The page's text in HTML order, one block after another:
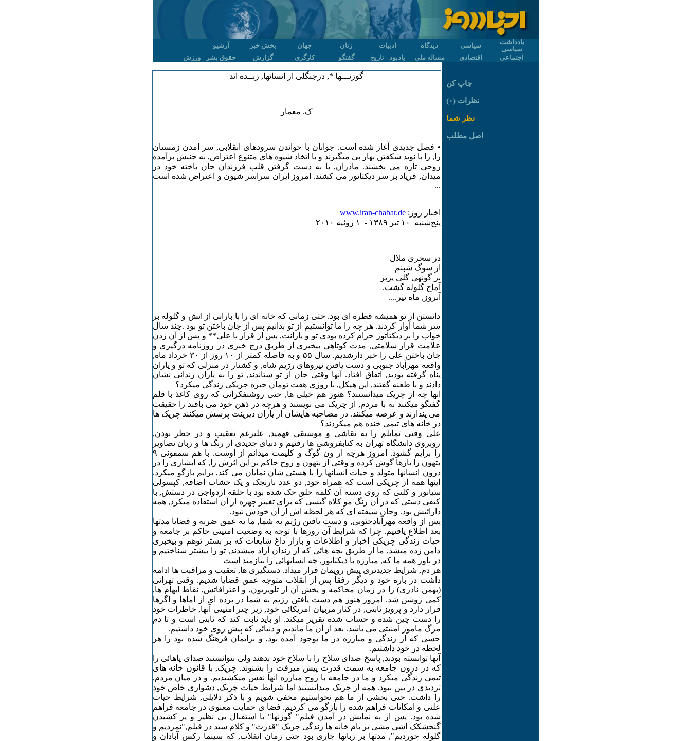
یادداشت
سیاسی
سیاسی دیدگاه ادبیات زنان جهان بخش خبر
آرشیو
اجتماعی
اقتصادی مساله ملی یادبود - تاریخ گفتگو کارگری گزارش حقوق بشر ورزش
گوزنـــها *, درجنگلی از انسانها, زنــده اند
ک. معمار
• فصل جدیدی آغاز شده است. جوانان با خواندن سرودهای انقلابی, سر امدن زمستان
را, را با نوید شکفتن بهار پی میگیرند و با اتخاذ شیوه های متنوع اعتراض, به جنبش برآمده
روحی تازه می بخشند. مادران, با به دست گرفتن قلب فرزندان جان باخته خود در
میدان, فریاد بر سر دیکتاتور می کشند. امروز ایران سراسر شیون و اعتراض شده است
...
اخبار روز:www.iran-chabar.de
پنج‌شنبه ۱۰ تير ۱٣٨۹ - ۱ ژوئيه ۲۰۱۰
در سحری ملال
از سوگ شبنم
بر گونه‍ی گلی پرپر
آماج گلوله گشت.
آنروز, ماه تیر....
دانستن از تو همیشه قطره ای بود. حتی زمانی که خانه ای را با بارانی از اتش و گلوله بر
سر شما آوار کردند. هر چه را ما توانستیم از تو بدانیم پس از جان باختن تو بود .چند سال
خواب را بر دیکتاتور حرام کرده بودی تو و یارانت, پس از قرار با علی** و پس از آن زدن
علامت قرار سلامتی, مدت کوتاهی بیخبری از طریق درج خبری در روزنامه درگیری و
جان باختن علی را خبر دارشدیم. سال ۵۵ و به فاصله کمتر از ۱۰ روز از ٣۰ خرداد ماه,
واقعه مهرآباد جنوبی و دست یافتن نیروهای رژیم شاه, و کشتار در منزلی که تو و یاران
پناه گرفته بودید, اتفاق افتاد. آنها وقتی جان از تو ستاندند, تو را به یاران زندانی نشان
دادند و با طعنه گفتند, این هیکل, با روزی هفت تومان جیره چریکی زندگی میکرد؟
انها چه از چریک میدانستند؟ هنوز هم خیلی ها, حتی روشنفکرانی که روی کاغذ با قلم
گفتگو میکنند نه با مردم, از چریک می نویسند و هرچه در ذهن خود می بافند را حقیقت
می پندارند و عرضه میکنند. در مصاحبه هایشان از یاران دیرینت پرسش میکنند چریک ها
در خانه های تیمی خنده هم میکردند؟
علی وقتی تمایلم را به نقاشی و موسیقی فهمید, علیرغم تعقیب و در خطر بودن,
روبروی دانشگاه تهران به کتابفروشی ها رفتیم و دنیای جدیدی از رنگ ها و زبان تصاویر
را برایم گشود. امروز هرچه ار ون گوگ و کلیمت میدانم از اوست. با هم سمفونی ۹
بتهون را بارها گوش کرده و وقتی از بتهون و روح حاکم بر این اثرش را, که ابشاری را در
درون انسانها متولد و حیات انسانها را با هستی شان نمایان می کند, برایم بازگو میکرد.
اینها همه از چریکی است که همراه خود, دو عدد نارنجک و یک خشاب اضافه, کپسولی
سیانور و کلتی که روی دسته آن کلمه خلق حک شده بود با حلقه ازدواجی در دستش, با
کیفی دستی که در آن رنگ مو کلاه گیسی که برای تغییر چهره از آن استفاده میکرد, همه
دارائیش بود. وجان شیفته ای که هر لحظه اش از آن خودش نبود.
پس از واقعه مهرآبادجنوبی, و دست یافتن رژیم به شما, ما به عمق ضربه و قضایا مدتها
بعد اطلاع یافتیم. چرا که شرایط آن روزها با توجه به وضعیت امنیتی حاکم بر جامعه و
حیات زندگی چریکی اخبار و اطلاعات و بازار داغ شایعات که بر بستر توهم و بیخبری
دامن زده میشد, ما از طریق بچه هائی که از زندان آزاد میشدند, تو را بیشتر شناختیم و
در باور همه ما که, مبارزه با دیکتاتور, چه انسانهائی را نیازمند است
هر دم, شرایط جدیدتری پیش رویمان قرار میداد. دستگیری ها, تعقیب و مراقبت ها ادامه
داشت در باره خود و دیگر رفقا پس از انقلاب متوجه عمق قضایا شدیم. وقتی تهرانی
(بهمن نادری) را در زمان محاکمه و پخش آن از تلویزیون, و اعترافاتش, نقاط ابهام ها,
کمی روشن شد. امروز هنوز هم دست یافتن رژیم به شما در پرده ای از اماها و اگرها
قرار دارد و پرویز ثابتی, در کنار مربیان امریکائی خود, زیر چتر امنیتی آنها, خاطرات خود
را دست چین شده و حساب شده تقریر میکند. او باید ثابت کند که ثابتی است و تا دم
مرگ مامور امنیتی می باشد. بعد از آن ما ماندیم و دنیائی که پیش روی خود داشتیم.
حسی که از زندگی و مبارزه در ما بوجود آمده بود, و برایمان فرهنگ شده بود را هر
لحظه در خود داشتیم.
آنها توانسته بودند, پاسخ صدای سلاح را با سلاح خود بدهند ولی نتوانستند صدای پاهائی را
که در درون جامعه به سمت قدرت پیش میرفت را بشنوند. چریک, با قانون خانه های
تیمی زندگی میکرد و ما در جامعه با روح مبارزه انها نفس میکشیدیم. و در میان مردم,
تردیدی در بین نبود. همه از چریک میدانستند اما شرایط حیات چریک, دشواری خاص خود
را داشت. حتی بخشی از ما هم نخواستیم مخفی شویم و با ذکر دلایلی, شرایط حیات
علنی و امکانات فراهم شده را بازگو می کردیم. فضا ی حمایت معنوی در جامعه فراهم
شده بود. پس از به نمایش در آمدن فیلم" گوزنها" با استقبال بی نظیر و پر کشیدن
گنجشکک اشی مشی بر بام خانه ها زندگی چریک "قدرت" و کلام سید در فیلم,"نمردیم و
گلوله خوردیم", مدتها بر زبانها جاری بود حتی زمان انقلاب, که سینما رکس آبادان و
چاپ کن
نظرات (۰)
نظر شما
اصل مطلب